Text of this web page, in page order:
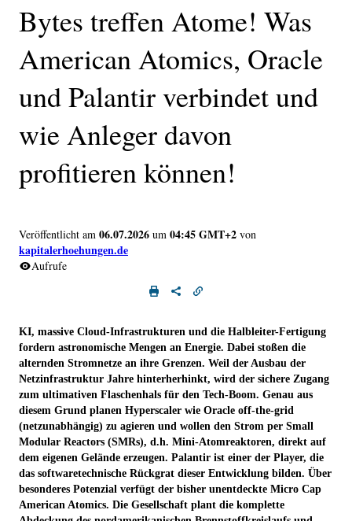
Bytes treffen Atome! Was
American Atomics, Oracle
und Palantir verbindet und
wie Anleger davon
profitieren können!
Veröffentlicht am 06.07.2026 um 04:45 GMT+2 von
kapitalerhoehungen.de
Aufrufe
KI, massive Cloud-Infrastrukturen und die Halbleiter-Fertigung
fordern astronomische Mengen an Energie. Dabei stoßen die
alternden Stromnetze an ihre Grenzen. Weil der Ausbau der
Netzinfrastruktur Jahre hinterherhinkt, wird der sichere Zugang
zum ultimativen Flaschenhals für den Tech-Boom. Genau aus
diesem Grund planen Hyperscaler wie Oracle off-the-grid
(netzunabhängig) zu agieren und wollen den Strom per Small
Modular Reactors (SMRs), d.h. Mini-Atomreaktoren, direkt auf
dem eigenen Gelände erzeugen. Palantir ist einer der Player, die
das softwaretechnische Rückgrat dieser Entwicklung bilden. Über
besonderes Potenzial verfügt der bisher unentdeckte Micro Cap
American Atomics. Die Gesellschaft plant die komplette